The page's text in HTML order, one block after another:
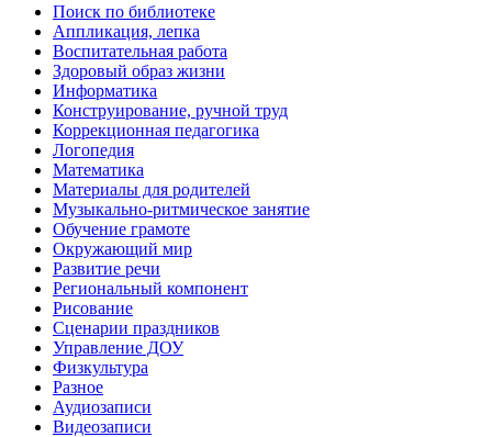
Поиск по библиотеке
Аппликация, лепка
Воспитательная работа
Здоровый образ жизни
Информатика
Конструирование, ручной труд
Коррекционная педагогика
Логопедия
Математика
Материалы для родителей
Музыкально-ритмическое занятие
Обучение грамоте
Окружающий мир
Развитие речи
Региональный компонент
Рисование
Сценарии праздников
Управление ДОУ
Физкультура
Разное
Аудиозаписи
Видеозаписи